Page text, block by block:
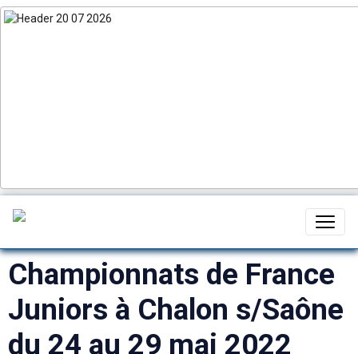
Championnats de France
Juniors à Chalon s/Saône
du 24 au 29 mai 2022